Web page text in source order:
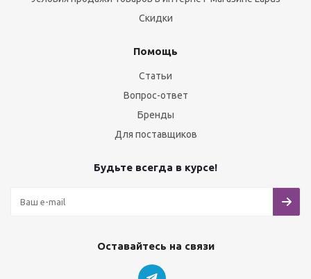
Скидки
Помощь
Статьи
Вопрос-ответ
Бренды
Для поставщиков
Будьте всегда в курсе!
Оставайтесь на связи